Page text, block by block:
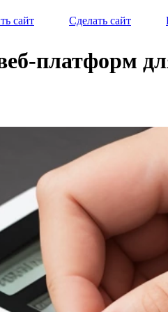
сайт Сделать сайт
платформ